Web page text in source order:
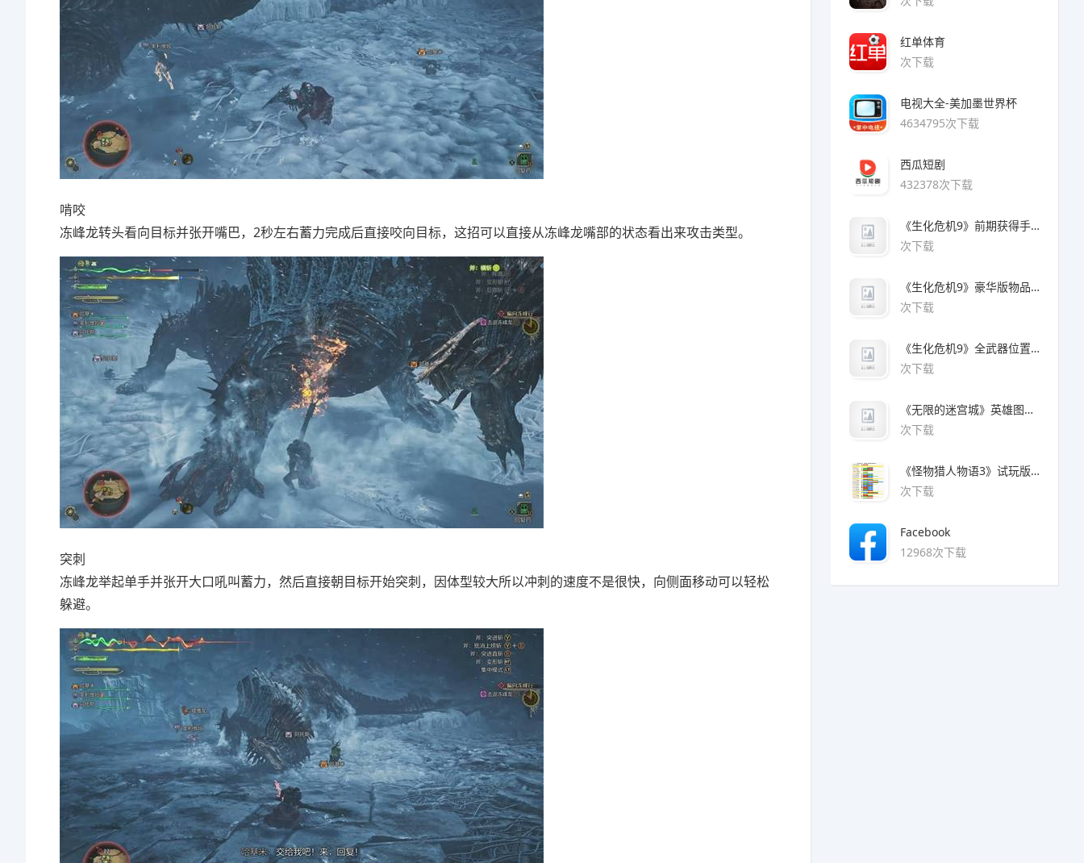
啃咬
冻峰龙转头看向目标并张开嘴巴，2秒左右蓄力完成后直接咬向目标，这招可以直接从冻峰龙嘴部的状态看出来攻击类型。
突刺
冻峰龙举起单手并张开大口吼叫蓄力，然后直接朝目标开始突刺，因体型较大所以冲刺的速度不是很快，向侧面移动可以轻松
躲避。
红单体育
次下载
电视大全-美加墨世界杯
4634795次下载
西瓜短剧
432378次下载
《生化危机9》前期获得手枪方法
次下载
《生化危机9》豪华版物品领取方法
次下载
《生化危机9》全武器位置及解锁方法
次下载
《无限的迷宫城》英雄图鉴大全
次下载
《怪物猎人物语3》试玩版魔物猜拳对照表
次下载
Facebook
12968次下载